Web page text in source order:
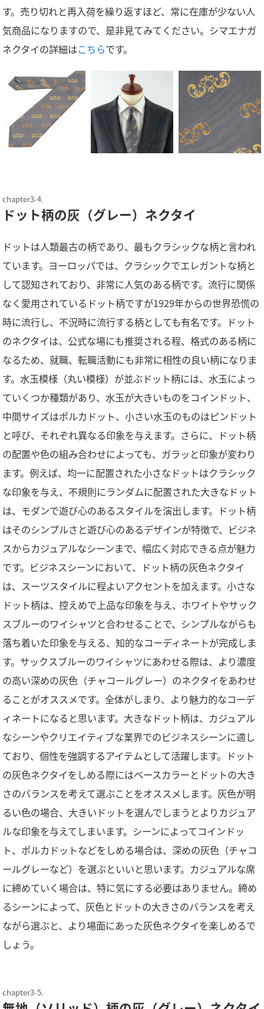
す。売り切れと再入荷を繰り返すほど、常に在庫が少ない人
気商品になりますので、是非見てみてください。シマエナガ
ネクタイの詳細はこちらです。
ドット柄の灰（グレー）ネクタイ
ドットは人類最古の柄であり、最もクラシックな柄と言われ
ています。ヨーロッパでは、クラシックでエレガントな柄と
して認知されており、非常に人気のある柄です。流行に関係
なく愛用されているドット柄ですが1929年からの世界恐慌の
時に流行し、不況時に流行する柄としても有名です。ドット
のネクタイは、公式な場にも推奨される程、格式のある柄に
なるため、就職、転職活動にも非常に相性の良い柄になりま
す。水玉模様（丸い模様）が並ぶドット柄には、水玉によっ
ていくつか種類があり、水玉が大きいものをコインドット、
中間サイズはポルカドット、小さい水玉のものはピンドット
と呼び、それぞれ異なる印象を与えます。さらに、ドット柄
の配置や色の組み合わせによっても、ガラッと印象が変わり
ます。例えば、均一に配置された小さなドットはクラシック
な印象を与え、不規則にランダムに配置された大きなドット
は、モダンで遊び心のあるスタイルを演出します。ドット柄
はそのシンプルさと遊び心のあるデザインが特徴で、ビジネ
スからカジュアルなシーンまで、幅広く対応できる点が魅力
です。ビジネスシーンにおいて、ドット柄の灰色ネクタイ
は、スーツスタイルに程よいアクセントを加えます。小さな
ドット柄は、控えめで上品な印象を与え、ホワイトやサック
スブルーのワイシャツと合わせることで、シンプルながらも
落ち着いた印象を与える、知的なコーディネートが完成しま
す。サックスブルーのワイシャツにあわせる際は、より濃度
の高い深めの灰色（チャコールグレー）のネクタイをあわせ
ることがオススメです。全体がしまり、より魅力的なコーデ
ィネートになると思います。大きなドット柄は、カジュアル
なシーンやクリエイティブな業界でのビジネスシーンに適し
ており、個性を強調するアイテムとして活躍します。ドット
の灰色ネクタイをしめる際にはベースカラーとドットの大き
さのバランスを考えて選ぶことをオススメします。灰色が明
るい色の場合、大きいドットを選んでしまうとよりカジュア
ルな印象を与えてしまいます。シーンによってコインドッ
ト、ポルカドットなどをしめる場合は、深めの灰色（チャコ
ールグレーなど）を選ぶといいと思います。カジュアルな席
に締めていく場合は、特に気にする必要はありません。締め
るシーンによって、灰色とドットの大きさのバランスを考え
ながら選ぶと、より場面にあった灰色ネクタイを楽しめるで
しょう。